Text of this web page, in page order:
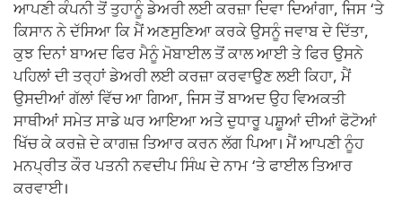
ਆਪਣੀ ਕੰਪਨੀ ਤੋਂ ਤੁਹਾਨੂੰ ਡੇਅਰੀ ਲਈ ਕਰਜ਼ਾ ਦਿਵਾ ਦਿਆਂਗਾ, ਜਿਸ ‘ਤੇ
ਕਿਸਾਨ ਨੇ ਦੱਸਿਆ ਕਿ ਮੈਂ ਅਣਸੁਣਿਆ ਕਰਕੇ ਉਸਨੂੰ ਜਵਾਬ ਦੇ ਦਿੱਤਾ,
ਕੁਝ ਦਿਨਾਂ ਬਾਅਦ ਫਿਰ ਮੈਨੂੰ ਮੋਬਾਈਲ ਤੋਂ ਕਾਲ ਆਈ ਤੇ ਫਿਰ ਉਸਨੇ
ਪਹਿਲਾਂ ਦੀ ਤਰ੍ਹਾਂ ਡੇਅਰੀ ਲਈ ਕਰਜ਼ਾ ਕਰਵਾਉਣ ਲਈ ਕਿਹਾ, ਮੈਂ
ਉਸਦੀਆਂ ਗੱਲਾਂ ਵਿੱਚ ਆ ਗਿਆ, ਜਿਸ ਤੋਂ ਬਾਅਦ ਉਹ ਵਿਅਕਤੀ
ਸਾਥੀਆਂ ਸਮੇਤ ਸਾਡੇ ਘਰ ਆਇਆ ਅਤੇ ਦੁਧਾਰੂ ਪਸ਼ੂਆਂ ਦੀਆਂ ਫੋਟੋਆਂ
ਖਿੱਚ ਕੇ ਕਰਜ਼ੇ ਦੇ ਕਾਗਜ਼ ਤਿਆਰ ਕਰਨ ਲੱਗ ਪਿਆ। ਮੈਂ ਆਪਣੀ ਨੂੰਹ
ਮਨਪ੍ਰੀਤ ਕੌਰ ਪਤਨੀ ਨਵਦੀਪ ਸਿੰਘ ਦੇ ਨਾਮ ‘ਤੇ ਫਾਈਲ ਤਿਆਰ
ਕਰਵਾਈ।